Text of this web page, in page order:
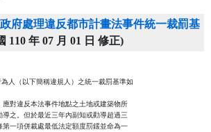
府處理違反都市計畫法事件統一裁罰基
110 年 07 月 01 日 修正)
人（以下簡稱違規人）之統一裁罰基準如
應對違反本法事件地點之土地或建築物所
導之。但於最近三年內副知或勸導超過三
第一項併裁處最低法定額度罰鍰並命為一